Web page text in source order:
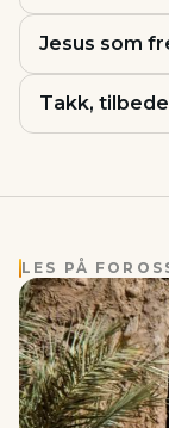
Jesus som
Takk,
LES PÅ